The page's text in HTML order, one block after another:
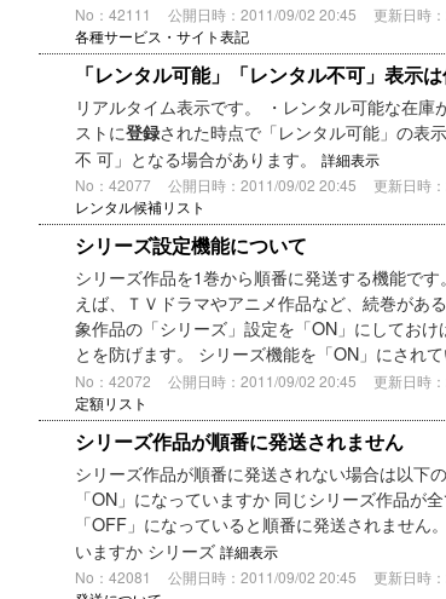
No：42111 公開日時：2011/09/02 20:45 更新日時
各種サービス・サイト表記
「レンタル可能」「レンタル不可」表示
リアルタイム表示です。 ・レンタル可能な在
ストに登録された時点で「レンタル可能」の表
不 可」となる場合があります。
詳細表示
No：42077 公開日時：2011/09/02 20:45 更新日時
レンタル候補リスト
シリーズ設定機能について
シリーズ作品を1巻から順番に発送する機能で
えば、ＴＶドラマやアニメ作品など、続巻があ
象作品の「シリーズ」設定を「ON」にしてお
とを防げます。 シリーズ機能を「ON」にされて
No：42072 公開日時：2011/09/02 20:45 更新日時
定額リスト
シリーズ作品が順番に発送されません
シリーズ作品が順番に発送されない場合は以下
「ON」になっていますか 同じシリーズ作品が
「OFF」になっていると順番に発送されません
いますか シリーズ 詳細表示
No：42081 公開日時：2011/09/02 20:45 更新日時